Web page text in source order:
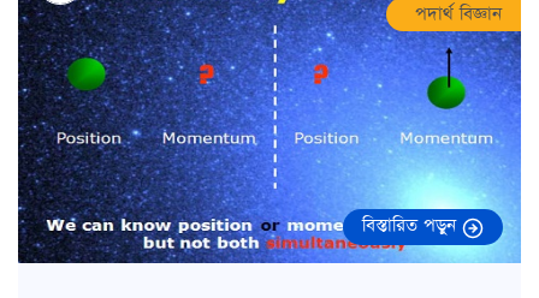
পদার্থ বিজ্ঞান
বিস্তারিত পড়ুন